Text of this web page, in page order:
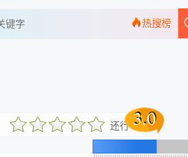
热搜榜
3.0
3.0
推荐力荐 还行